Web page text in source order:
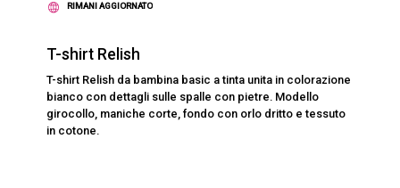
RIMANI AGGIORNATO
T-shirt Relish
T-shirt Relish da bambina basic a tinta unita in colorazione
bianco con dettagli sulle spalle con pietre. Modello
girocollo, maniche corte, fondo con orlo dritto e tessuto
in cotone.